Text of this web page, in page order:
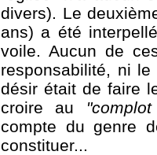
divers). Le
ans) a été
voile. Aucun de
responsabilité, ni
désir était de faire
croire au
compte du genre
constituer...